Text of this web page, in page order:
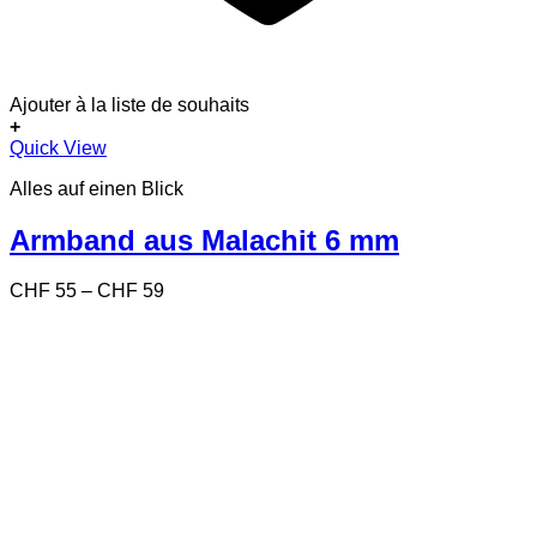
Ajouter à la liste de souhaits
+
Dieses
weist
Varianten
auf.
Optionen
Quick View
Alles auf einen Blick
Armband aus Malachit 6 mm
CHF 55 – CHF 59Preisspanne: